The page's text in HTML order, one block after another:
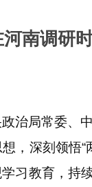
南调研
局常委、中
，深刻领悟
习教育，持